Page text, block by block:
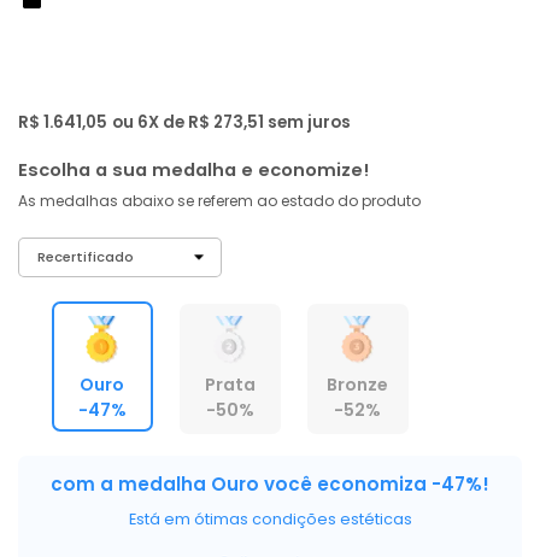
R$ 1.641,05 ou 6X de R$ 273,51 sem juros
Escolha a sua medalha e economize!
As medalhas abaixo se referem ao estado do produto
Ouro
-47%
Prata
-50%
Bronze
-52%
com a medalha Ouro você economiza -47%!
Está em ótimas condições estéticas